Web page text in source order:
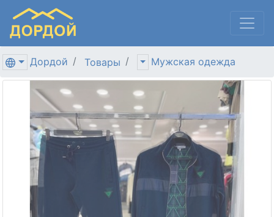
Дордой Товары Мужская одежда